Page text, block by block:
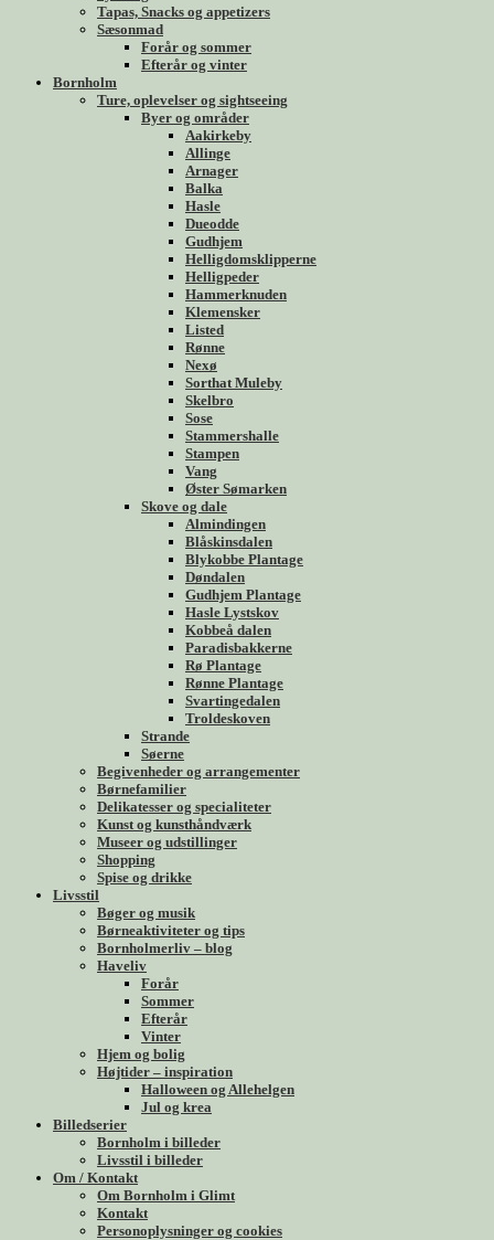
Tapas, Snacks og appetizers
Sæsonmad
Forår og sommer
Efterår og vinter
Bornholm
Ture, oplevelser og sightseeing
Byer og områder
Aakirkeby
Allinge
Arnager
Balka
Hasle
Dueodde
Gudhjem
Helligdomsklipperne
Helligpeder
Hammerknuden
Klemensker
Listed
Rønne
Nexø
Sorthat Muleby
Skelbro
Sose
Stammershalle
Stampen
Vang
Øster Sømarken
Skove og dale
Almindingen
Blåskinsdalen
Blykobbe Plantage
Døndalen
Gudhjem Plantage
Hasle Lystskov
Kobbeå dalen
Paradisbakkerne
Rø Plantage
Rønne Plantage
Svartingedalen
Troldeskoven
Strande
Søerne
Begivenheder og arrangementer
Børnefamilier
Delikatesser og specialiteter
Kunst og kunsthåndværk
Museer og udstillinger
Shopping
Spise og drikke
Livsstil
Bøger og musik
Børneaktiviteter og tips
Bornholmerliv – blog
Haveliv
Forår
Sommer
Efterår
Vinter
Hjem og bolig
Højtider – inspiration
Halloween og Allehelgen
Jul og krea
Billedserier
Bornholm i billeder
Livsstil i billeder
Om / Kontakt
Om Bornholm i Glimt
Kontakt
Personoplysninger og cookies